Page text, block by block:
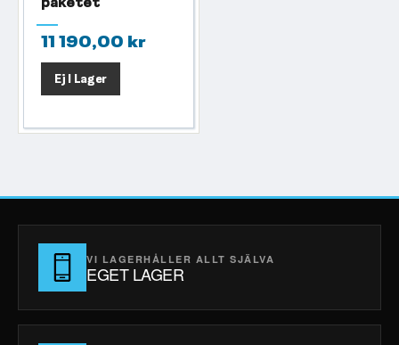
11 190,00 kr
Ej I Lager
VI LAGERHÅLLER ALLT SJÄLVA
EGET LAGER